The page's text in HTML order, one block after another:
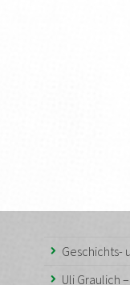
Geschichts-
Uli Graulich